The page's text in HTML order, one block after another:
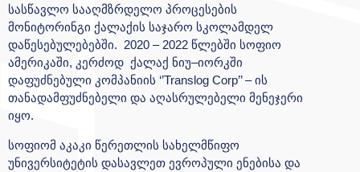
სასწავლო სააღმზრდელო პროცესების
მონიტორინგი ქალაქის საჯარო სკოლამდელ
დაწესებულებებში. 2020 – 2022 წლებში სოფიო
ამერიკაში, კერძოდ ქალაქ ნიუ–იორკში
დაფუძნებული კომპანიის ‘’Translog Corp’’ – ის
თანადამფუძნებელი და აღასრულებელი მენეჯერი
იყო.
სოფიომ აკაკი წერეთლის სახელმწიფო
უნივერსიტეტის დასავლეთ ევროპული ენებისა და